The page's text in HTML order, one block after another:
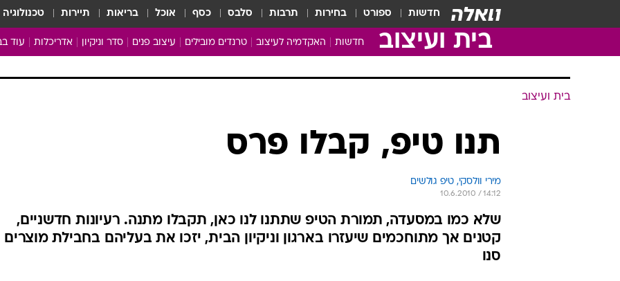
חדשות ספורט בחירות תרבות סלבס כסף אוכל בריאות תיירות טכנולוגיה
בית ועיצוב חדשות האקדמיה לעיצוב טרנדים מובילים עיצוב פנים סדר וניקיון אדריכלות עוד
בית ועיצוב
תנו טיפ, קבלו פרס
מירי וולסקי, טיפ גולשים
10.6.2010 / 14:12
שלא כמו במסעדה, תמורת הטיפ שתתנו לנו כאן, תקבלו מתנה. רעיונות חדשניים,
קטנים אך מתוחכמים שיעזרו בארגון וניקיון הבית, יזכו את בעליהם בחבילת
סנו